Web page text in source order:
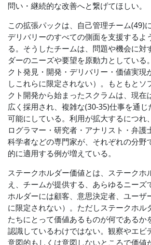
問い・継続的な改善へと繋げてほしい。
この拡張パックは、自己管理チーム(49)
デリバリーのすべての側面を支援するよ
る。そうしたチームは、問題や機会に対
ダーのニーズや要望を原動力としている
クト発見・開発・デリバリー・価値実現
しこれらに限定されない）。もともとソ
クト開発から始まったスクラムは、現在
広く採用され、複雑な(30-35)仕事を通じ
可能にしている。利用が拡大するにつれ
ログラマー・研究者・アナリスト・弁護
科学者などの専門家が、それぞれの分野
的に適用する例が増えている。
ステークホルダー価値とは、ステークホ
え、チームが提供する、あらゆるニーズ
ホルダーには顧客、意思決定者、ユーザ
に限定されない）。ただしステークホル
たちにとって価値あるものが何であるか
認識しているわけではない。観察やエビ
意図的もしくは意図しないところで価値